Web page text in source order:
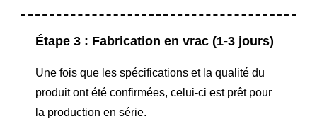
Étape 3 : Fabrication en vrac (1-3 jours)
Une fois que les spécifications et la qualité du
produit ont été confirmées, celui-ci est prêt pour
la production en série.